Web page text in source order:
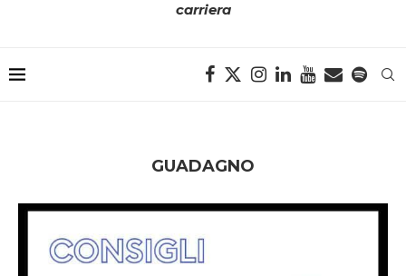
carriera
GUADAGNO